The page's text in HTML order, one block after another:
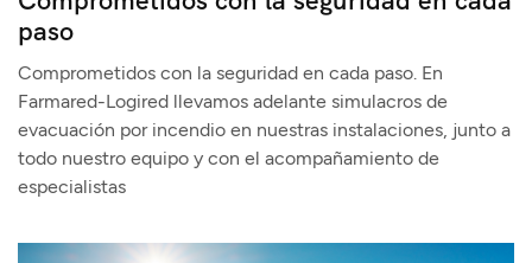
paso
Comprometidos con la seguridad en cada paso. En
Farmared-Logired llevamos adelante simulacros de
evacuación por incendio en nuestras instalaciones, junto a
todo nuestro equipo y con el acompañamiento de
especialistas